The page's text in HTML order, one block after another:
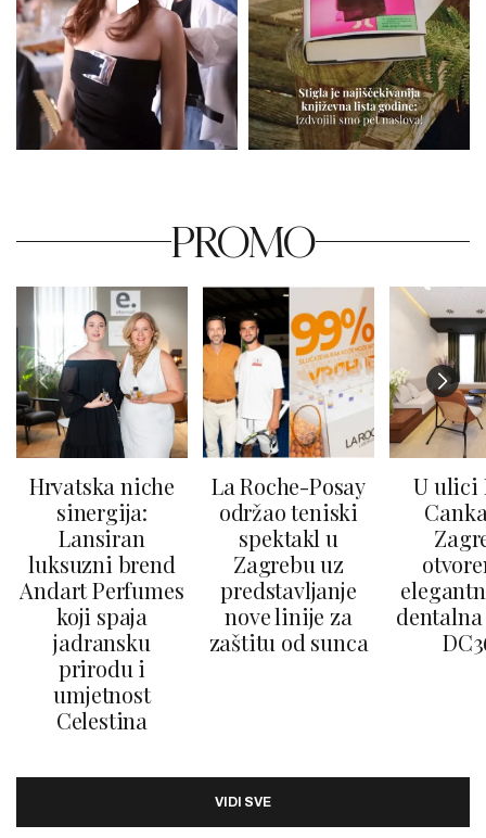
PROMO
Hrvatska niche
sinergija:
Lansiran
luksuzni brend
Andart Perfumes
koji spaja
jadransku
prirodu i
umjetnost
Celestina
La Roche-Posay
održao teniski
spektakl u
Zagrebu uz
predstavljanje
nove linije za
zaštitu od sunca
U ulici
VIDI SVE